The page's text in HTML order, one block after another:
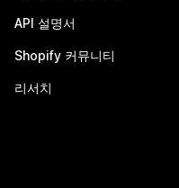
API 설명서
Shopify 커뮤니티
리서치